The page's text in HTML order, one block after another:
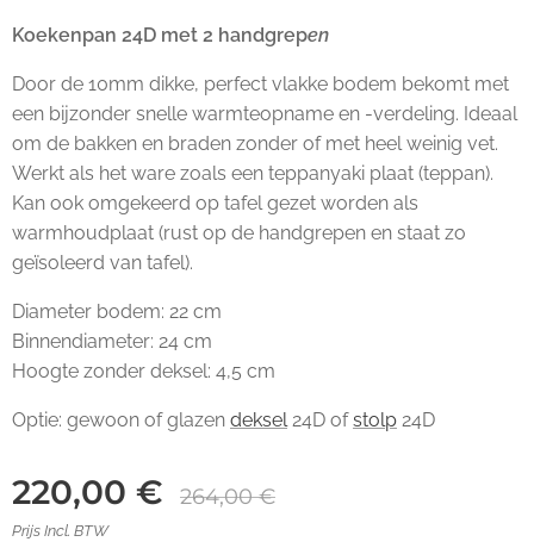
Koekenpan 24D met 2 handgrepen
Door de 10mm dikke, perfect vlakke bodem bekomt met
een bijzonder snelle warmteopname en -verdeling. Ideaal
om de bakken en braden zonder of met heel weinig vet.
Werkt als het ware zoals een teppanyaki plaat (teppan).
Kan ook omgekeerd op tafel gezet worden als
warmhoudplaat (rust op de handgrepen en staat zo
geïsoleerd van tafel).
Diameter bodem: 22 cm
Binnendiameter: 24 cm
Hoogte zonder deksel: 4,5 cm
Optie: gewoon of glazen deksel24D ofstolp 24D
220,00 € 264,00€
Prijs Incl. BTW